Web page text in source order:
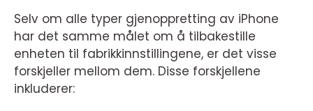
Selv om alle typer gjenoppretting av iPhone
har det samme målet om å tilbakestille
enheten til fabrikkinnstillingene, er det visse
forskjeller mellom dem. Disse forskjellene
inkluderer: